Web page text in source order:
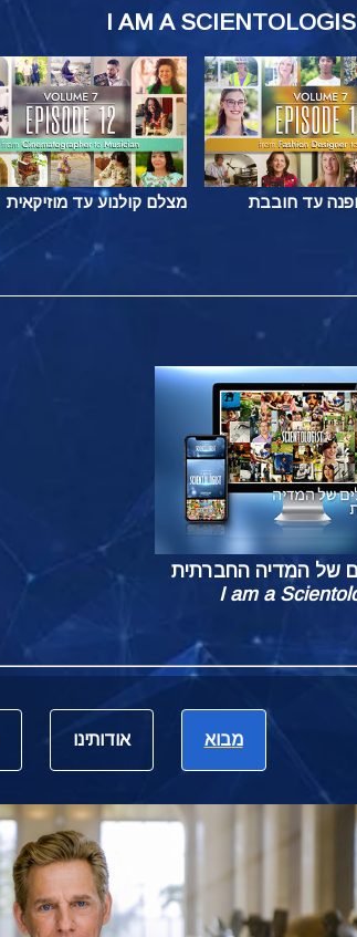
עד חובבת
מצלם קולנוע עד מוזיקאית
של המדיה החברתית
I am a
מבוא אודותינו